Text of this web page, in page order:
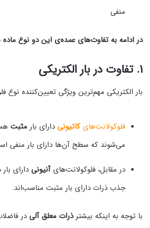
منفی
در ادامه به تفاوت‌های عمده‌ی این دو نوع ماده
۱. تفاوت در بار الکتریکی
بار الکتریکی مهم‌ترین ویژگی تعیین‌کننده نوع
فلوکولانت‌هایکاتیونی دارای بار مثبت
می‌شوند که سطح آن‌ها دارای بار منفی
در مقابل، فلوکولانت‌هایآنیونی دارای بار
جذب ذرات دارای بار مثبت مناسب‌اند.
با توجه به اینکه بیشترذرات معلق آلی در